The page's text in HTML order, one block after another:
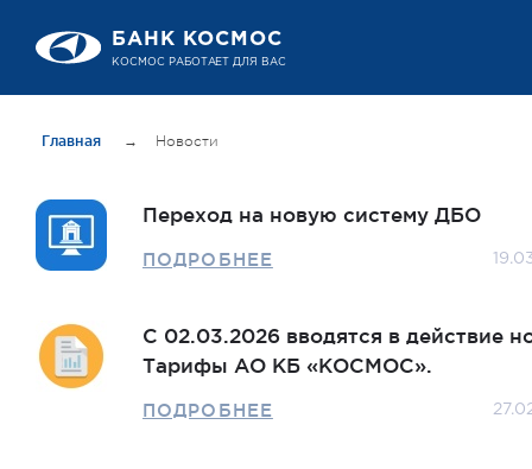
БАНК КОСМОС
Главная → Новости
Переход на новую систему ДБО
ПОДРОБНЕЕ
С 02.03.2026 вводятся в действие
Тарифы АО КБ «КОСМОС».
ПОДРОБНЕЕ